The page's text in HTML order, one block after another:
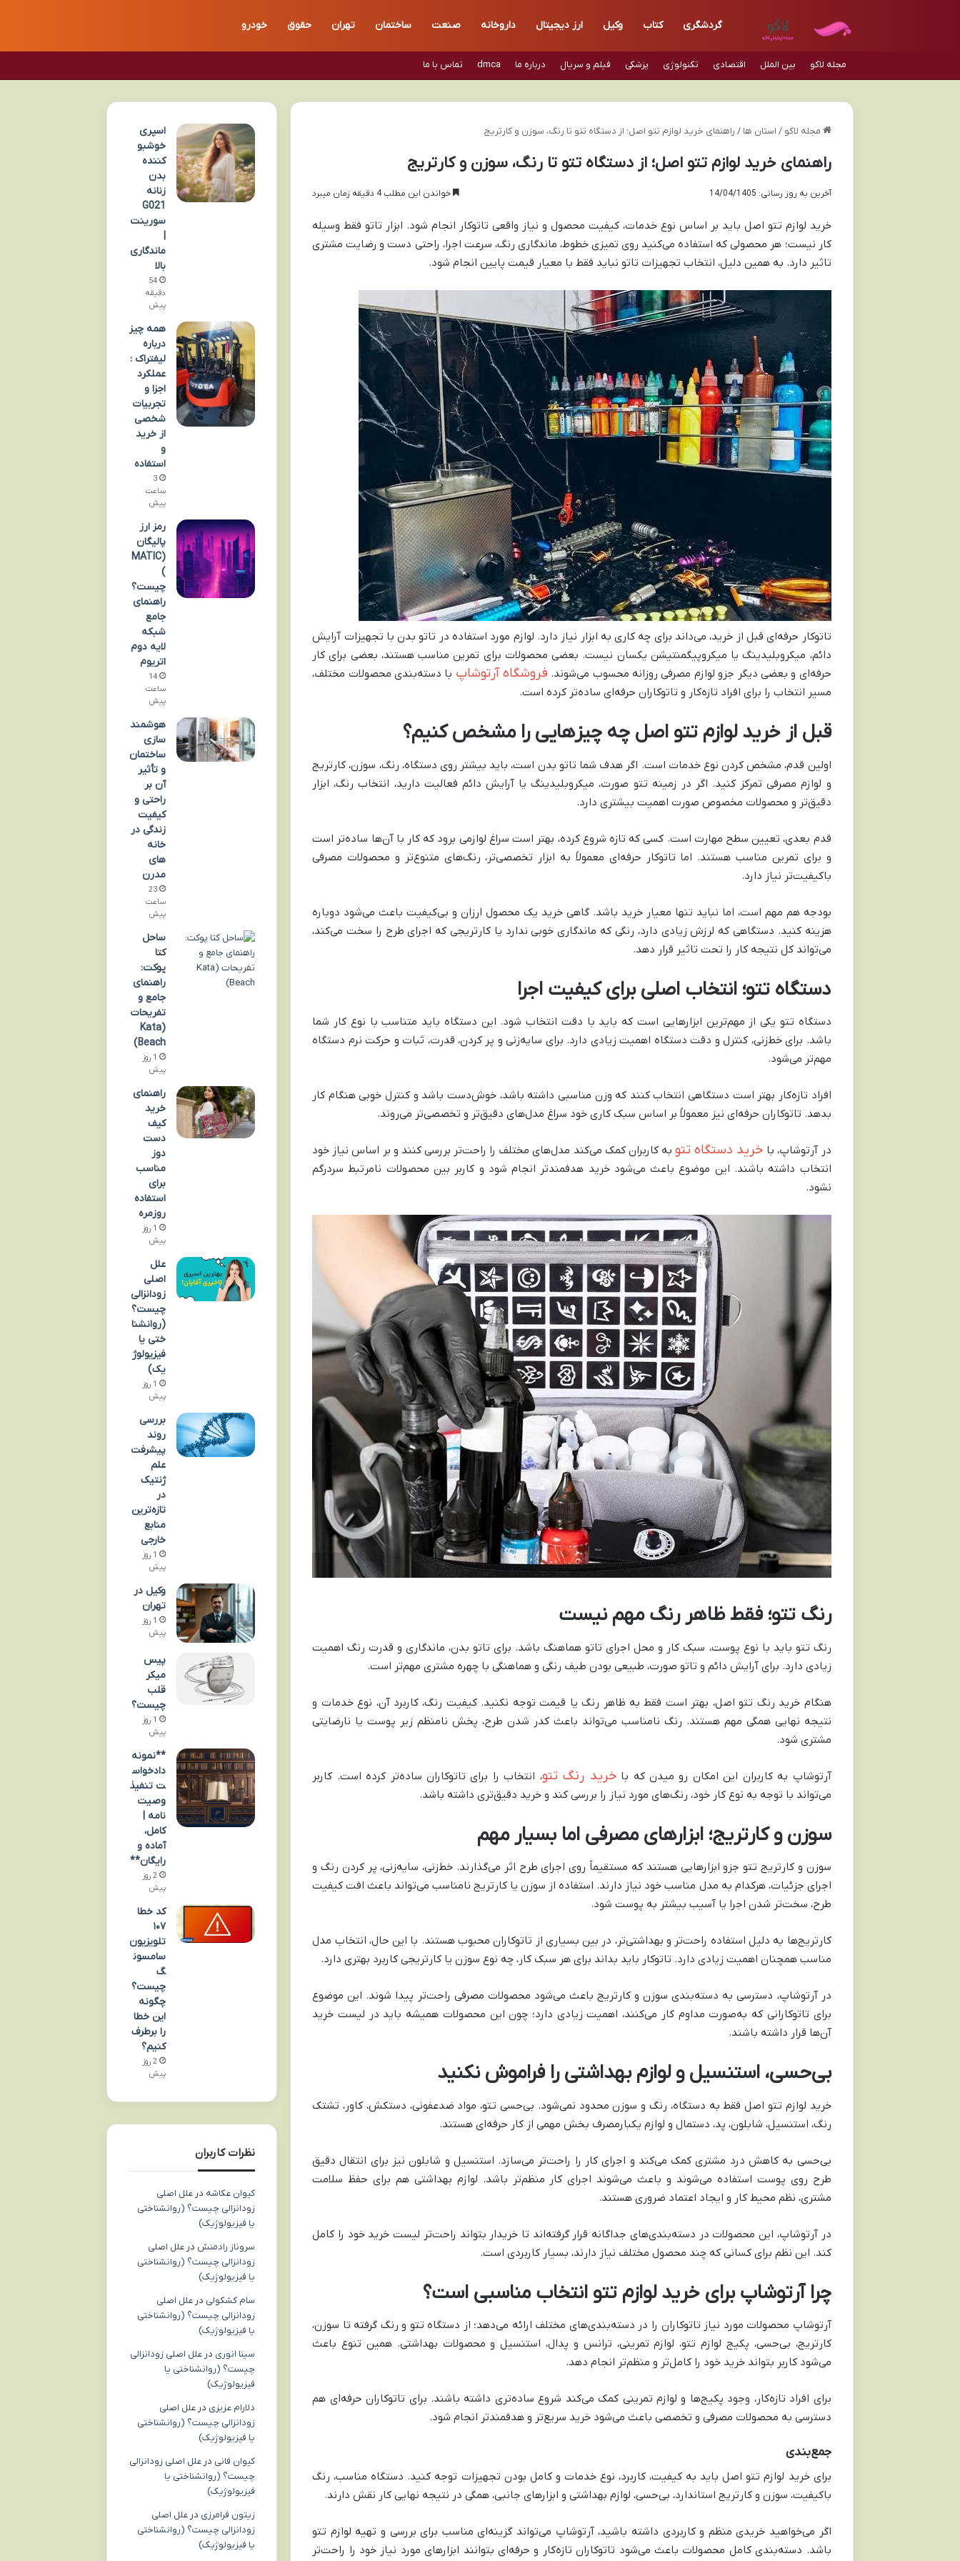
گردشگری کتاب وکیل ارز دیجیتال داروخانه صنعت ساختمان تهران حقوق خودرو
مجله لاکو بین الملل اقتصادی تکنولوژی پزشکی فیلم و سریال درباره ما dmca تماس با ما
مجله لاکو / استان ها / راهنمای خرید لوازم تتو اصل؛ از دستگاه تتو تا رنگ، سوزن و کارتریج
راهنمای خرید لوازم تتو اصل؛ از دستگاه تتو تا رنگ، سوزن و کارتریج
آخرین به روز رسانی: 14/04/1405 خواندن این مطلب 4 دقیقه زمان میبرد
خرید لوازم تتو اصل باید بر اساس نوع خدمات، کیفیت محصول و نیاز واقعی تاتوکار انجام شود. ابزار تاتو فقط وسیله
کار نیست؛ هر محصولی که استفاده می‌کنید روی تمیزی خطوط، ماندگاری رنگ، سرعت اجرا، راحتی دست و رضایت مشتری
تاثیر دارد. به همین دلیل، انتخاب تجهیزات تاتو نباید فقط با معیار قیمت پایین انجام شود.
تاتوکار حرفه‌ای قبل از خرید، می‌داند برای چه کاری به ابزار نیاز دارد. لوازم مورد استفاده در تاتو بدن با تجهیزات آرایش
دائم، میکروبلیدینگ یا میکروپیگمنتیشن یکسان نیست. بعضی محصولات برای تمرین مناسب هستند، بعضی برای کار
حرفه‌ای و بعضی دیگر جزو لوازم مصرفی روزانه محسوب می‌شوند. فروشگاه آرتوشاپ با دسته‌بندی محصولات مختلف،
مسیر انتخاب را برای افراد تازه‌کار و تاتوکاران حرفه‌ای ساده‌تر کرده است.
قبل از خرید لوازم تتو اصل چه چیزهایی را مشخص کنیم؟
اولین قدم، مشخص کردن نوع خدمات است. اگر هدف شما تاتو بدن است، باید بیشتر روی دستگاه، رنگ، سوزن، کارتریج
و لوازم مصرفی تمرکز کنید. اگر در زمینه تتو صورت، میکروبلیدینگ یا آرایش دائم فعالیت دارید، انتخاب رنگ، ابزار
دقیق‌تر و محصولات مخصوص صورت اهمیت بیشتری دارد.
قدم بعدی، تعیین سطح مهارت است. کسی که تازه شروع کرده، بهتر است سراغ لوازمی برود که کار با آن‌ها ساده‌تر است
و برای تمرین مناسب هستند. اما تاتوکار حرفه‌ای معمولاً به ابزار تخصصی‌تر، رنگ‌های متنوع‌تر و محصولات مصرفی
باکیفیت‌تر نیاز دارد.
بودجه هم مهم است، اما نباید تنها معیار خرید باشد. گاهی خرید یک محصول ارزان و بی‌کیفیت باعث می‌شود دوباره
هزینه کنید. دستگاهی که لرزش زیادی دارد، رنگی که ماندگاری خوبی ندارد یا کارتریجی که اجرای طرح را سخت می‌کند،
می‌تواند کل نتیجه کار را تحت تاثیر قرار دهد.
دستگاه تتو؛ انتخاب اصلی برای کیفیت اجرا
دستگاه تتو یکی از مهم‌ترین ابزارهایی است که باید با دقت انتخاب شود. این دستگاه باید متناسب با نوع کار شما
باشد. برای خط‌زنی، کنترل و دقت دستگاه اهمیت زیادی دارد. برای سایه‌زنی و پر کردن، قدرت، ثبات و حرکت نرم دستگاه
مهم‌تر می‌شود.
افراد تازه‌کار بهتر است دستگاهی انتخاب کنند که وزن مناسبی داشته باشد، خوش‌دست باشد و کنترل خوبی هنگام کار
بدهد. تاتوکاران حرفه‌ای نیز معمولاً بر اساس سبک کاری خود سراغ مدل‌های دقیق‌تر و تخصصی‌تر می‌روند.
در آرتوشاپ، با خرید دستگاه تتو به کاربران کمک می‌کند مدل‌های مختلف را راحت‌تر بررسی کنند و بر اساس نیاز خود
انتخاب داشته باشند. این موضوع باعث می‌شود خرید هدفمندتر انجام شود و کاربر بین محصولات نامرتبط سردرگم
نشود.
رنگ تتو؛ فقط ظاهر رنگ مهم نیست
رنگ تتو باید با نوع پوست، سبک کار و محل اجرای تاتو هماهنگ باشد. برای تاتو بدن، ماندگاری و قدرت رنگ اهمیت
زیادی دارد. برای آرایش دائم و تاتو صورت، طبیعی بودن طیف رنگی و هماهنگی با چهره مشتری مهم‌تر است.
هنگام خرید رنگ تتو اصل، بهتر است فقط به ظاهر رنگ یا قیمت توجه نکنید. کیفیت رنگ، کاربرد آن، نوع خدمات و
نتیجه نهایی همگی مهم هستند. رنگ نامناسب می‌تواند باعث کدر شدن طرح، پخش نامنظم زیر پوست یا نارضایتی
مشتری شود.
آرتوشاپ به کاربران این امکان رو میدن که باخرید رنگ تتو، انتخاب را برای تاتوکاران ساده‌تر کرده است. کاربر
می‌تواند با توجه به نوع کار خود، رنگ‌های مورد نیاز را بررسی کند و خرید دقیق‌تری داشته باشد.
سوزن و کارتریج؛ ابزارهای مصرفی اما بسیار مهم
سوزن و کارتریج تتو جزو ابزارهایی هستند که مستقیماً روی اجرای طرح اثر می‌گذارند. خط‌زنی، سایه‌زنی، پر کردن رنگ و
اجرای جزئیات، هرکدام به مدل مناسب خود نیاز دارند. استفاده از سوزن یا کارتریج نامناسب می‌تواند باعث افت کیفیت
طرح، سخت‌تر شدن اجرا یا آسیب بیشتر به پوست شود.
کارتریج‌ها به دلیل استفاده راحت‌تر و بهداشتی‌تر، در بین بسیاری از تاتوکاران محبوب هستند. با این حال، انتخاب مدل
مناسب همچنان اهمیت زیادی دارد. تاتوکار باید بداند برای هر سبک کار، چه نوع سوزن یا کارتریجی کاربرد بهتری دارد.
در آرتوشاپ، دسترسی به دسته‌بندی سوزن و کارتریج باعث می‌شود محصولات مصرفی راحت‌تر پیدا شوند. این موضوع
برای تاتوکارانی که به‌صورت مداوم کار می‌کنند، اهمیت زیادی دارد؛ چون این محصولات همیشه باید در لیست خرید
آن‌ها قرار داشته باشند.
بی‌حسی، استنسیل و لوازم بهداشتی را فراموش نکنید
خرید لوازم تتو اصل فقط به دستگاه، رنگ و سوزن محدود نمی‌شود. بی‌حسی تتو، مواد ضدعفونی، دستکش، کاور، تشتک
رنگ، استنسیل، شابلون، پد، دستمال و لوازم یکبارمصرف بخش مهمی از کار حرفه‌ای هستند.
بی‌حسی به کاهش درد مشتری کمک می‌کند و اجرای کار را راحت‌تر می‌سازد. استنسیل و شابلون نیز برای انتقال دقیق
طرح روی پوست استفاده می‌شوند و باعث می‌شوند اجرای کار منظم‌تر باشد. لوازم بهداشتی هم برای حفظ سلامت
مشتری، نظم محیط کار و ایجاد اعتماد ضروری هستند.
در آرتوشاپ، این محصولات در دسته‌بندی‌های جداگانه قرار گرفته‌اند تا خریدار بتواند راحت‌تر لیست خرید خود را کامل
کند. این نظم برای کسانی که چند محصول مختلف نیاز دارند، بسیار کاربردی است.
چرا آرتوشاپ برای خرید لوازم تتو انتخاب مناسبی است؟
آرتوشاپ محصولات مورد نیاز تاتوکاران را در دسته‌بندی‌های مختلف ارائه می‌دهد؛ از دستگاه تتو و رنگ گرفته تا سوزن،
کارتریج، بی‌حسی، پکیج لوازم تتو، لوازم تمرینی، ترانس و پدال، استنسیل و محصولات بهداشتی. همین تنوع باعث
می‌شود کاربر بتواند خرید خود را کامل‌تر و منظم‌تر انجام دهد.
برای افراد تازه‌کار، وجود پکیج‌ها و لوازم تمرینی کمک می‌کند شروع ساده‌تری داشته باشند. برای تاتوکاران حرفه‌ای هم
دسترسی به محصولات مصرفی و تخصصی باعث می‌شود خرید سریع‌تر و هدفمندتر انجام شود.
جمع‌بندی
برای خرید لوازم تتو اصل باید به کیفیت، کاربرد، نوع خدمات و کامل بودن تجهیزات توجه کنید. دستگاه مناسب، رنگ
باکیفیت، سوزن و کارتریج استاندارد، بی‌حسی، لوازم بهداشتی و ابزارهای جانبی، همگی در نتیجه نهایی کار نقش دارند.
اگر می‌خواهید خریدی منظم و کاربردی داشته باشید، آرتوشاپ می‌تواند گزینه‌ای مناسب برای بررسی و تهیه لوازم تتو
باشد. دسته‌بندی کامل محصولات باعث می‌شود تاتوکاران تازه‌کار و حرفه‌ای بتوانند ابزارهای مورد نیاز خود را راحت‌تر
اسپری
خوشبو
کننده
بدن
زنانه
G021
سورینت
|
ماندگاری
بالا
54
دقیقه
پیش
همه چیز
درباره
لیفتراک :
عملکرد
اجزا و
تجربیات
شخصی
از خرید
و
استفاده
3
ساعت
پیش
رمز ارز
پالیگان
(MATIC
)
چیست؟
راهنمای
جامع
شبکه
لایه دوم
اتریوم
14
ساعت
پیش
هوشمند
سازی
ساختمان
و تأثیر
آن بر
راحتی و
کیفیت
زندگی در
خانه
های
مدرن
23
ساعت
پیش
ساحل
کتا
پوکت:
راهنمای
جامع و
تفریحات
(Kata
Beach)
1 روز
پیش
راهنمای
خرید
کیف
دست
دوز
مناسب
برای
استفاده
روزمره
1 روز
پیش
علل
اصلی
زودانزالی
چیست؟
(روانشنا
ختی یا
فیزیولوژ
یک)
1 روز
پیش
بررسی
روند
پیشرفت
علم
ژنتیک
در
تازه‌ترین
منابع
خارجی
1 روز
پیش
وکیل در
تهران
1 روز
پیش
پیس
میکر
قلب
چیست؟
1 روز
پیش
**نمونه
دادخواس
ت تنفیذ
وصیت
نامه |
کامل،
آماده و
رایگان**
2 روز
پیش
کد خطا
۱۰۷
تلویزیون
سامسون
گ
چیست؟
چگونه
این خطا
را برطرف
کنیم؟
2 روز
پیش
نظرات کاربران
کیوان عکاشه در علل اصلی
زودانزالی چیست؟ (روانشناختی
یا فیزیولوژیک)
سروناز رادمنش در علل اصلی
زودانزالی چیست؟ (روانشناختی
یا فیزیولوژیک)
سام کشکولی در علل اصلی
زودانزالی چیست؟ (روانشناختی
یا فیزیولوژیک)
سینا انوری در علل اصلی زودانزالی
چیست؟ (روانشناختی یا
فیزیولوژیک)
دلارام عزیزی در علل اصلی
زودانزالی چیست؟ (روانشناختی
یا فیزیولوژیک)
کیوان فانی در علل اصلی زودانزالی
چیست؟ (روانشناختی یا
فیزیولوژیک)
زیتون فرامرزی در علل اصلی
زودانزالی چیست؟ (روانشناختی
یا فیزیولوژیک)